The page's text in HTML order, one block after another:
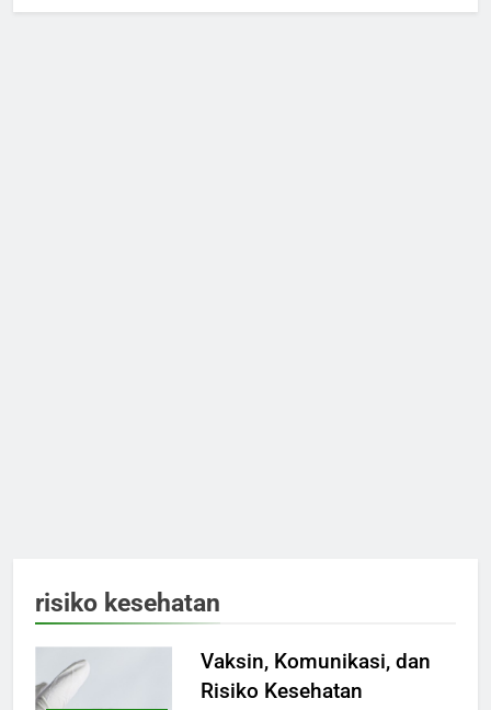
risiko kesehatan
Vaksin, Komunikasi, dan
Risiko Kesehatan